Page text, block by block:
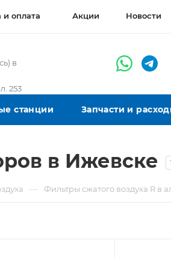
и оплата Акции Новости
в
253
станции Запчасти и
в Ижевске
— Фильтры сжатого воздуха R в